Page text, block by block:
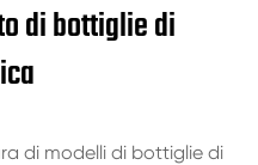
di bottiglie di
di modelli di bottiglie di